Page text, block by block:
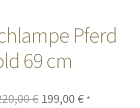
Pferd
69 cm
€ Ursprünglicher
199,00 €Aktueller
*